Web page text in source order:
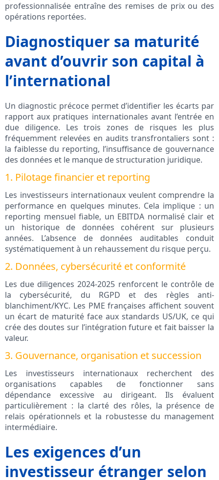
professionnalisée entraîne des remises de prix ou des
opérations reportées.
Diagnostiquer sa maturité
avant d’ouvrir son capital à
l’international
Un diagnostic précoce permet d’identifier les écarts par
rapport aux pratiques internationales avant l’entrée en
due diligence. Les trois zones de risques les plus
fréquemment relevées en audits transfrontaliers sont :
la faiblesse du reporting, l’insuffisance de gouvernance
des données et le manque de structuration juridique.
1. Pilotage financier et reporting
Les investisseurs internationaux veulent comprendre la
performance en quelques minutes. Cela implique : un
reporting mensuel fiable, un EBITDA normalisé clair et
un historique de données cohérent sur plusieurs
années. L’absence de données auditables conduit
systématiquement à un rehaussement du risque perçu.
2. Données, cybersécurité et conformité
Les due diligences 2024-2025 renforcent le contrôle de
la cybersécurité, du RGPD et des règles anti-
blanchiment/KYC. Les PME françaises affichent souvent
un écart de maturité face aux standards US/UK, ce qui
crée des doutes sur l’intégration future et fait baisser la
valeur.
3. Gouvernance, organisation et succession
Les investisseurs internationaux recherchent des
organisations capables de fonctionner sans
dépendance excessive au dirigeant. Ils évaluent
particulièrement : la clarté des rôles, la présence de
relais opérationnels et la robustesse du management
intermédiaire.
Les exigences d’un
investisseur étranger selon